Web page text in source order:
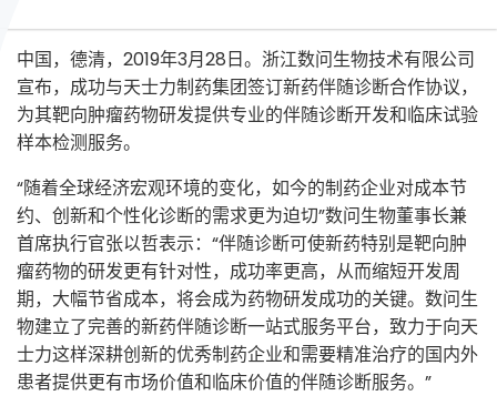
中国，德清，2019年3月28日。浙江数问生物技术有限公司
宣布，成功与天士力制药集团签订新药伴随诊断合作协议，
为其靶向肿瘤药物研发提供专业的伴随诊断开发和临床试验
样本检测服务。
“随着全球经济宏观环境的变化，如今的制药企业对成本节
约、创新和个性化诊断的需求更为迫切”数问生物董事长兼
首席执行官张以哲表示：“伴随诊断可使新药特别是靶向肿
瘤药物的研发更有针对性，成功率更高，从而缩短开发周
期，大幅节省成本，将会成为药物研发成功的关键。数问生
物建立了完善的新药伴随诊断一站式服务平台，致力于向天
士力这样深耕创新的优秀制药企业和需要精准治疗的国内外
患者提供更有市场价值和临床价值的伴随诊断服务。”